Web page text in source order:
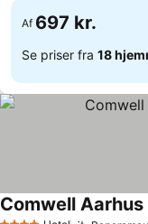
Af 697 kr.
Se priser fra 18
Comwell